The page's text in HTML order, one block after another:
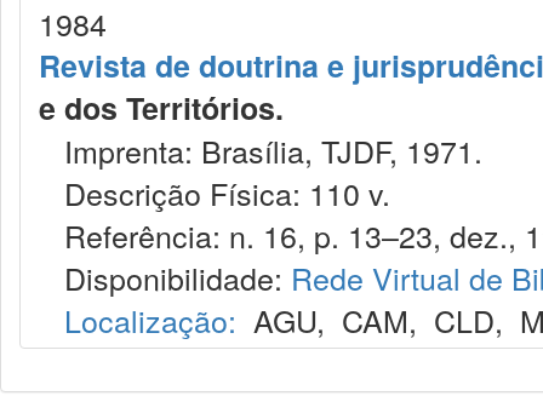
1984
Revista de doutrina e
e dos Territórios.
Imprenta: Brasília, TJDF, 1971.
Descrição Física: 110 v.
Referência: n. 16, p. 13–23, dez.,
Disponibilidade: Rede Virtual de
Localização: AGU, CAM, CLD,